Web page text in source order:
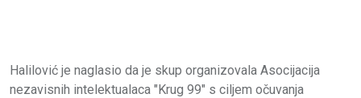
Halilović je naglasio da je skup organizovala Asocijacija
nezavisnih intelektualaca "Krug 99" s ciljem očuvanja